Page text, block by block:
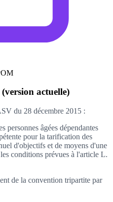
actuelle)
du 28 décembre 2015 :
personnes âgées dépendantes
pour la tarification des
d'objectifs et de moyens d'une
conditions prévues à l'article L.
de la convention tripartite par